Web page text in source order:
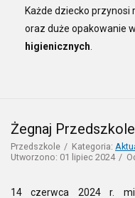
Każde dziecko przynosi
oraz duże opakowanie
higienicznych.
Żegnaj
Przedszkole Kategoria:
Utworzono: 01 lipiec 2024
14 czerwca 2024 r.